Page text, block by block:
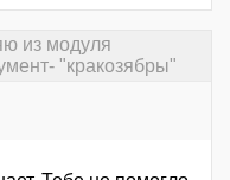
из модуля
"кракозябры"